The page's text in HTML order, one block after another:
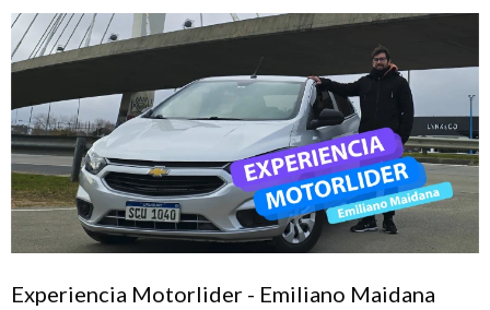
Experiencia Motorlider - Emiliano Maidana